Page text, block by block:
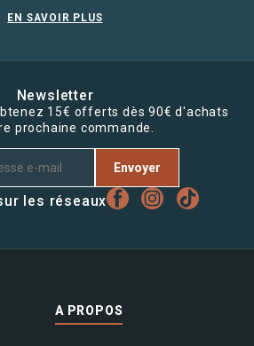
EN SAVOIR PLUS
Newsletter
15€ offerts dès 90€ d'achats
prochaine commande.
Envoyer
les réseaux
A PROPOS